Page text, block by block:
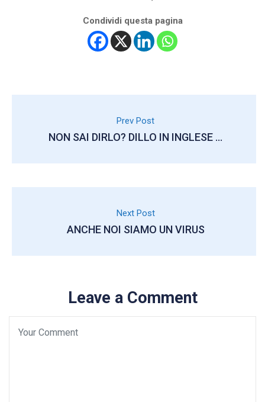
Condividi questa pagina
Prev Post
NON SAI DIRLO? DILLO IN INGLESE …
Next Post
ANCHE NOI SIAMO UN VIRUS
Leave a Comment